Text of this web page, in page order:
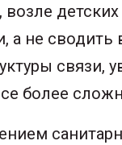
а не
связи,
более